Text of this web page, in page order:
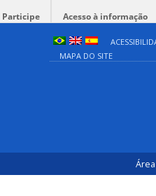
Participe Acesso à informação
MAPA DO SITE